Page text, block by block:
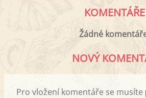
KOMENTÁŘE
Žádné
NOVÝ
Pro vložení komentáře se musíte